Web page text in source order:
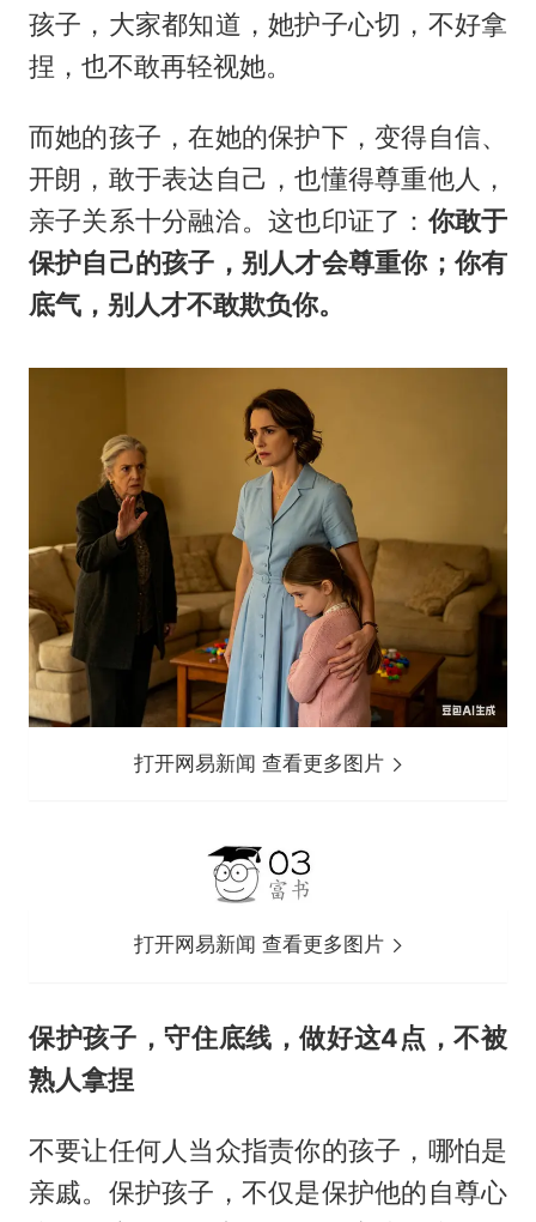
孩子，大家都知道，她护子心切，不好拿
捏，也不敢再轻视她。
而她的孩子，在她的保护下，变得自信、
开朗，敢于表达自己，也懂得尊重他人，
亲子关系十分融洽。这也印证了：你敢于
保护自己的孩子，别人才会尊重你；你有
底气，别人才不敢欺负你。
打开网易新闻 查看更多图片
打开网易新闻 查看更多图片
保护孩子，守住底线，做好这4点，不被
熟人拿捏
不要让任何人当众指责你的孩子，哪怕是
亲戚。保护孩子，不仅是保护他的自尊心